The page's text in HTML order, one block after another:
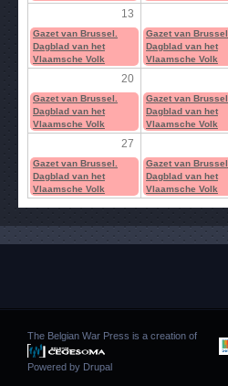
13
Gazet van Brussel.
Dagblad van het
Vlaamsche Volk
Gazet van Brussel.
Dagblad van het
Vlaamsche Volk
20
Gazet van Brussel.
Dagblad van het
Vlaamsche Volk
Gazet van Brussel.
Dagblad van het
Vlaamsche Volk
27
Gazet van Brussel.
Dagblad van het
Vlaamsche Volk
Gazet van Brussel.
Dagblad van het
Vlaamsche Volk
The Belgian War Press is a creation of
Powered by Drupal